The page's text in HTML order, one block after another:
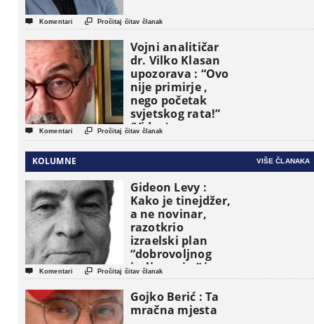
 Komentari  Pročitaj čitav članak
Vojni analitičar
dr. Vilko Klasan
upozorava : “Ovo
nije primirje ,
nego početak
svjetskog rata!”
(Video)
 Komentari  Pročitaj čitav članak
KOLUMNE VIŠE ČLANAKA
Gideon Levy :
Kako je tinejdžer,
a ne novinar,
razotkrio
izraelski plan
“dobrovoljnog
iseljavanja ” iz
Gaze
 Komentari  Pročitaj čitav članak
Gojko Berić : Ta
mračna mjesta